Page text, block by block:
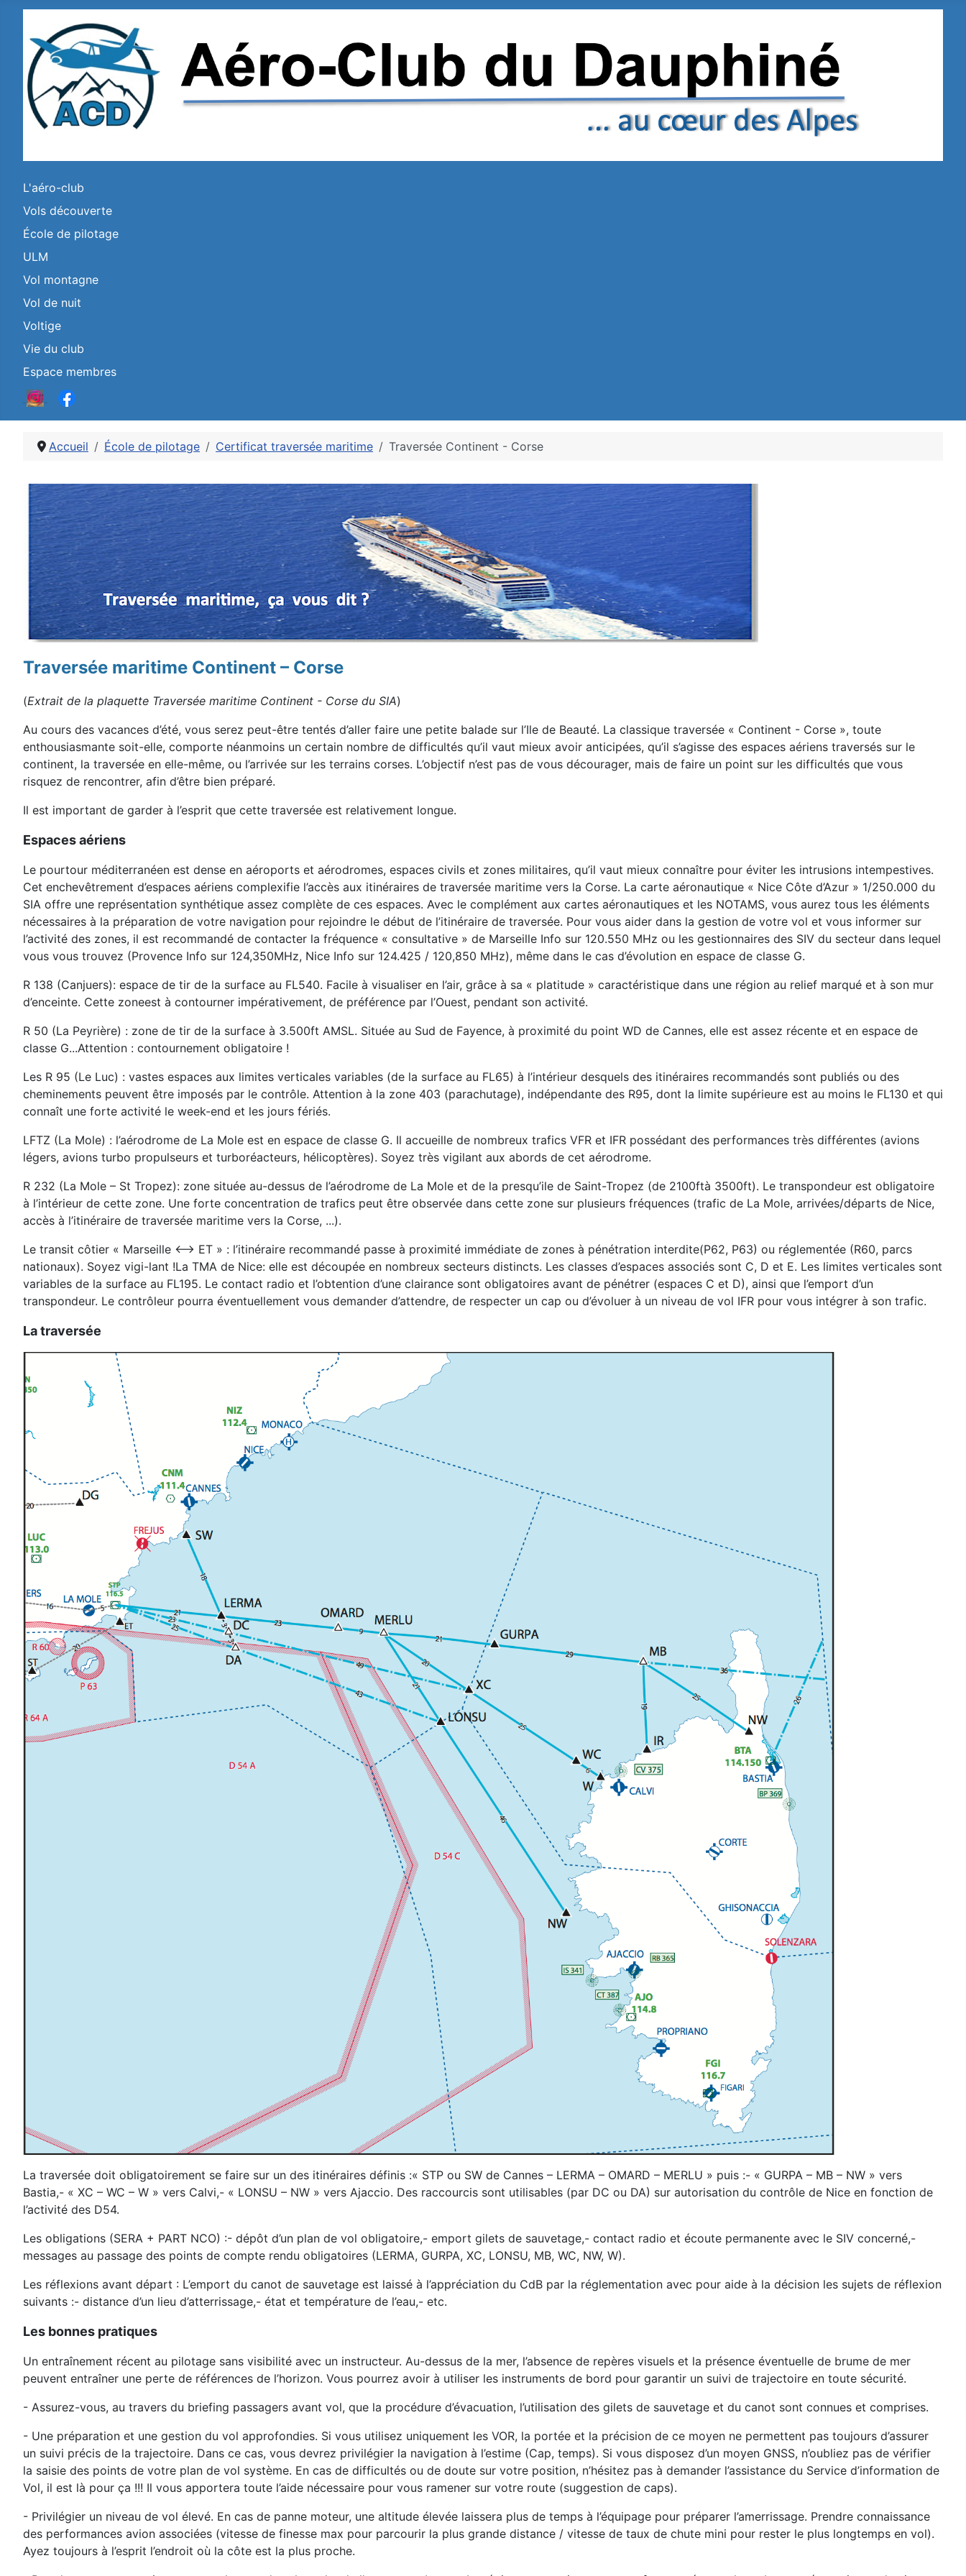
L'aéro-club
Vols découverte
École de pilotage
ULM
Vol montagne
Vol de nuit
Voltige
Vie du club
Espace membres
Accueil École de pilotage Certificat traversée maritime Traversée Continent - Corse
Détails
Traversée maritime Continent – Corse
(Extrait de la plaquette Traversée maritime Continent - Corse du SIA)
Au cours des vacances d’été, vous serez peut-être tentés d’aller faire une petite balade sur l’Ile de Beauté. La classique traversée « Continent - Corse », toute
enthousiasmante soit-elle, comporte néanmoins un certain nombre de difficultés qu’il vaut mieux avoir anticipées, qu’il s’agisse des espaces aériens traversés sur le
continent, la traversée en elle-même, ou l’arrivée sur les terrains corses. L’objectif n’est pas de vous décourager, mais de faire un point sur les difficultés que vous
risquez de rencontrer, afin d’être bien préparé.
Il est important de garder à l’esprit que cette traversée est relativement longue.
Espaces aériens
Le pourtour méditerranéen est dense en aéroports et aérodromes, espaces civils et zones militaires, qu’il vaut mieux connaître pour éviter les intrusions intempestives.
Cet enchevêtrement d’espaces aériens complexifie l’accès aux itinéraires de traversée maritime vers la Corse. La carte aéronautique « Nice Côte d’Azur » 1/250.000 du
SIA offre une représentation synthétique assez complète de ces espaces. Avec le complément aux cartes aéronautiques et les NOTAMS, vous aurez tous les éléments
nécessaires à la préparation de votre navigation pour rejoindre le début de l’itinéraire de traversée. Pour vous aider dans la gestion de votre vol et vous informer sur
l’activité des zones, il est recommandé de contacter la fréquence « consultative » de Marseille Info sur 120.550 MHz ou les gestionnaires des SIV du secteur dans lequel
vous vous trouvez (Provence Info sur 124,350MHz, Nice Info sur 124.425 / 120,850 MHz), même dans le cas d’évolution en espace de classe G.
R 138 (Canjuers): espace de tir de la surface au FL540. Facile à visualiser en l’air, grâce à sa « platitude » caractéristique dans une région au relief marqué et à son mur
d’enceinte. Cette zoneest à contourner impérativement, de préférence par l’Ouest, pendant son activité.
R 50 (La Peyrière) : zone de tir de la surface à 3.500ft AMSL. Située au Sud de Fayence, à proximité du point WD de Cannes, elle est assez récente et en espace de
classe G...Attention : contournement obligatoire !
Les R 95 (Le Luc) : vastes espaces aux limites verticales variables (de la surface au FL65) à l’intérieur desquels des itinéraires recommandés sont publiés ou des
cheminements peuvent être imposés par le contrôle. Attention à la zone 403 (parachutage), indépendante des R95, dont la limite supérieure est au moins le FL130 et qui
connaît une forte activité le week-end et les jours fériés.
LFTZ (La Mole) : l’aérodrome de La Mole est en espace de classe G. Il accueille de nombreux trafics VFR et IFR possédant des performances très différentes (avions
légers, avions turbo propulseurs et turboréacteurs, hélicoptères). Soyez très vigilant aux abords de cet aérodrome.
R 232 (La Mole – St Tropez): zone située au-dessus de l’aérodrome de La Mole et de la presqu’ile de Saint-Tropez (de 2100ftà 3500ft). Le transpondeur est obligatoire
à l’intérieur de cette zone. Une forte concentration de trafics peut être observée dans cette zone sur plusieurs fréquences (trafic de La Mole, arrivées/départs de Nice,
accès à l’itinéraire de traversée maritime vers la Corse, ...).
Le transit côtier « Marseille <--> ET » : l’itinéraire recommandé passe à proximité immédiate de zones à pénétration interdite(P62, P63) ou réglementée (R60, parcs
nationaux). Soyez vigi-lant !La TMA de Nice: elle est découpée en nombreux secteurs distincts. Les classes d’espaces associés sont C, D et E. Les limites verticales sont
variables de la surface au FL195. Le contact radio et l’obtention d’une clairance sont obligatoires avant de pénétrer (espaces C et D), ainsi que l’emport d’un
transpondeur. Le contrôleur pourra éventuellement vous demander d’attendre, de respecter un cap ou d’évoluer à un niveau de vol IFR pour vous intégrer à son trafic.
La traversée
La traversée doit obligatoirement se faire sur un des itinéraires définis :« STP ou SW de Cannes – LERMA – OMARD – MERLU » puis :- « GURPA – MB – NW » vers
Bastia,- « XC – WC – W » vers Calvi,- « LONSU – NW » vers Ajaccio. Des raccourcis sont utilisables (par DC ou DA) sur autorisation du contrôle de Nice en fonction de
l’activité des D54.
Les obligations (SERA + PART NCO) :- dépôt d’un plan de vol obligatoire,- emport gilets de sauvetage,- contact radio et écoute permanente avec le SIV concerné,-
messages au passage des points de compte rendu obligatoires (LERMA, GURPA, XC, LONSU, MB, WC, NW, W).
Les réflexions avant départ : L’emport du canot de sauvetage est laissé à l’appréciation du CdB par la réglementation avec pour aide à la décision les sujets de réflexion
suivants :- distance d’un lieu d’atterrissage,- état et température de l’eau,- etc.
Les bonnes pratiques
Un entraînement récent au pilotage sans visibilité avec un instructeur. Au-dessus de la mer, l’absence de repères visuels et la présence éventuelle de brume de mer
peuvent entraîner une perte de références de l’horizon. Vous pourrez avoir à utiliser les instruments de bord pour garantir un suivi de trajectoire en toute sécurité.
- Assurez-vous, au travers du briefing passagers avant vol, que la procédure d’évacuation, l’utilisation des gilets de sauvetage et du canot sont connues et comprises.
- Une préparation et une gestion du vol approfondies. Si vous utilisez uniquement les VOR, la portée et la précision de ce moyen ne permettent pas toujours d’assurer
un suivi précis de la trajectoire. Dans ce cas, vous devrez privilégier la navigation à l’estime (Cap, temps). Si vous disposez d’un moyen GNSS, n’oubliez pas de vérifier
la saisie des points de votre plan de vol système. En cas de difficultés ou de doute sur votre position, n’hésitez pas à demander l’assistance du Service d’information de
Vol, il est là pour ça !!! Il vous apportera toute l’aide nécessaire pour vous ramener sur votre route (suggestion de caps).
- Privilégier un niveau de vol élevé. En cas de panne moteur, une altitude élevée laissera plus de temps à l’équipage pour préparer l’amerrissage. Prendre connaissance
des performances avion associées (vitesse de finesse max pour parcourir la plus grande distance / vitesse de taux de chute mini pour rester le plus longtemps en vol).
Ayez toujours à l’esprit l’endroit où la côte est la plus proche.